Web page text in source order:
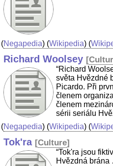
(Negapedia) (Wikipedia) (
Richard Woolsey [
“Richard
světa Hvězdné
Picardo. Při
členem
členem
sérii seriálu
(Negapedia) (Wikipedia) (
Tok'ra [Culture]
“Tok'ra jsou
Hvězdná brána